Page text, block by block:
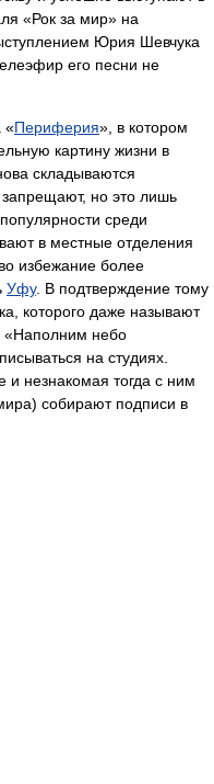
«Рок за мир» на
Юрия Шевчука
его песни не
«Периферия», в котором
картину жизни в
складываются
запрещают, но это лишь
среди
в местные отделения
избежание более
Уфу. В подтверждение тому
которого даже называют
«Наполним небо
на студиях.
и незнакомая тогда с ним
собирают подписи в